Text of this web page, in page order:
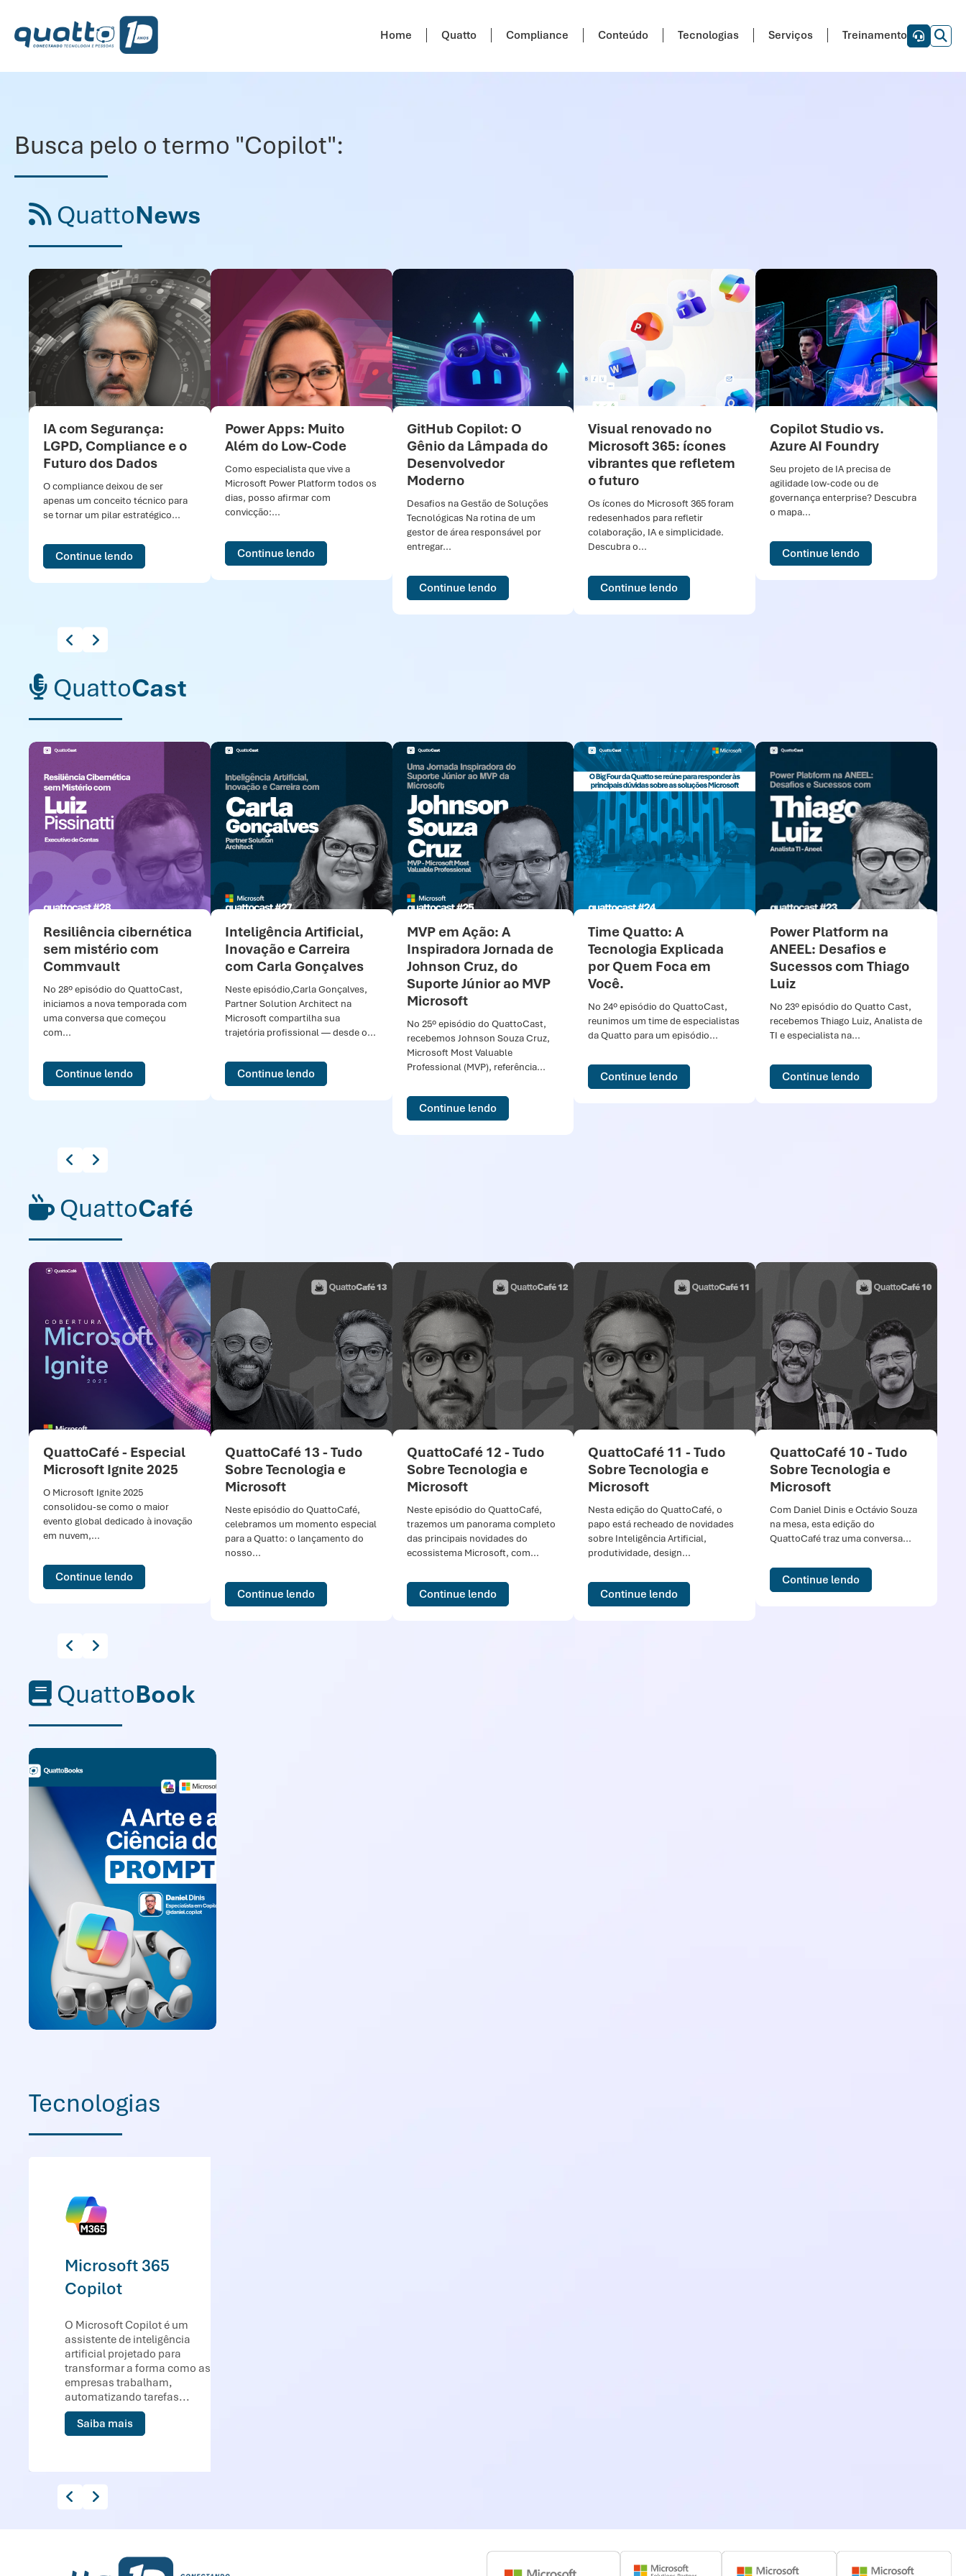
Home Quatto Compliance Conteúdo Tecnologias Serviços Treinamento
Busca pelo o termo "Copilot":
QuattoNews
IA com Segurança:
LGPD, Compliance e o
Futuro dos Dados
O compliance deixou de ser
apenas um conceito técnico para
se tornar um pilar estratégico...
Continue lendo
Power Apps: Muito
Além do Low-Code
Como especialista que vive a
Microsoft Power Platform todos os
dias, posso afirmar com
convicção:...
Continue lendo
GitHub Copilot: O
Gênio da Lâmpada do
Desenvolvedor
Moderno
Desafios na Gestão de Soluções
Tecnológicas Na rotina de um
gestor de área responsável por
entregar...
Continue lendo
Visual renovado no
Microsoft 365: ícones
vibrantes que refletem
o futuro
Os ícones do Microsoft 365 foram
redesenhados para refletir
colaboração, IA e simplicidade.
Descubra o...
Continue lendo
Copilot Studio vs.
Azure AI Foundry
Seu projeto de IA precisa de
agilidade low-code ou de
governança enterprise? Descubra
o mapa...
Continue lendo
QuattoCast
Resiliência cibernética
sem mistério com
Commvault
No 28º episódio do QuattoCast,
iniciamos a nova temporada com
uma conversa que começou
com...
Continue lendo
Inteligência Artificial,
Inovação e Carreira
com Carla Gonçalves
Neste episódio,Carla Gonçalves,
Partner Solution Architect na
Microsoft compartilha sua
trajetória profissional — desde o...
Continue lendo
MVP em Ação: A
Inspiradora Jornada de
Johnson Cruz, do
Suporte Júnior ao MVP
Microsoft
No 25º episódio do QuattoCast,
recebemos Johnson Souza Cruz,
Microsoft Most Valuable
Professional (MVP), referência...
Continue lendo
Time Quatto: A
Tecnologia Explicada
por Quem Foca em
Você.
No 24º episódio do QuattoCast,
reunimos um time de especialistas
da Quatto para um episódio...
Continue lendo
Power Platform na
ANEEL: Desafios e
Sucessos com Thiago
Luiz
No 23º episódio do Quatto Cast,
recebemos Thiago Luiz, Analista de
TI e especialista na...
Continue lendo
QuattoCafé
QuattoCafé - Especial
Microsoft Ignite 2025
O Microsoft Ignite 2025
consolidou-se como o maior
evento global dedicado à inovação
em nuvem,...
Continue lendo
QuattoCafé 13 - Tudo
Sobre Tecnologia e
Microsoft
Neste episódio do QuattoCafé,
celebramos um momento especial
para a Quatto: o lançamento do
nosso...
Continue lendo
QuattoCafé 12 - Tudo
Sobre Tecnologia e
Microsoft
Neste episódio do QuattoCafé,
trazemos um panorama completo
das principais novidades do
ecossistema Microsoft, com...
Continue lendo
QuattoCafé 11 - Tudo
Sobre Tecnologia e
Microsoft
Nesta edição do QuattoCafé, o
papo está recheado de novidades
sobre Inteligência Artificial,
produtividade, design...
Continue lendo
QuattoCafé 10 - Tudo
Sobre Tecnologia e
Microsoft
Com Daniel Dinis e Octávio Souza
na mesa, esta edição do
QuattoCafé traz uma conversa...
Continue lendo
QuattoBook
Tecnologias
Microsoft 365
Copilot
O Microsoft Copilot é um
assistente de inteligência
artificial projetado para
transformar a forma como as
empresas trabalham,
automatizando tarefas...
Saiba mais